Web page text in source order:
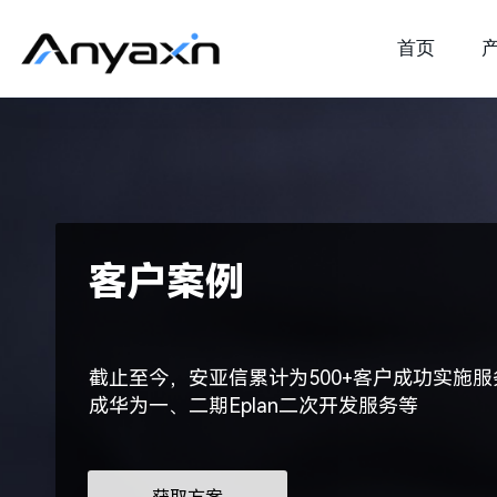
客户案例
截止至今，安亚信累计为500+客户成功实施
成华为一、二期Eplan二次开发服务等
首页